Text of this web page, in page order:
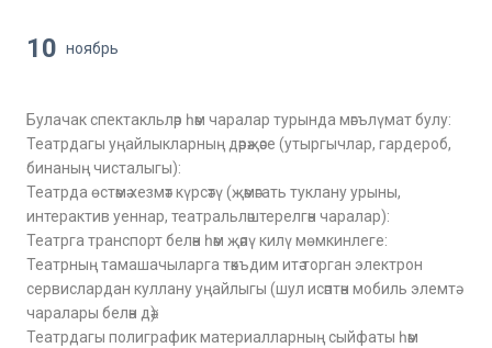
10 ноябрь
Булачак спектакльләр һәм чаралар турында мәгълүмат булу:
Театрдагы уңайлыкларның дәрәҗәсе (утыргычлар, гардероб,
бинаның чисталыгы):
Театрда өстәмә хезмәт күрсәтү (җәмәгать туклану урыны,
интерактив уеннар, театральләштерелгән чаралар):
Театрга транспорт белән һәм җәяү килү мөмкинлеге:
Театрның тамашачыларга тәкъдим итә торган электрон
сервислардан куллану уңайлыгы (шул исәптән мобиль элемтә
чаралары белән дә):
Театрдагы полиграфик материалларның сыйфаты һәм